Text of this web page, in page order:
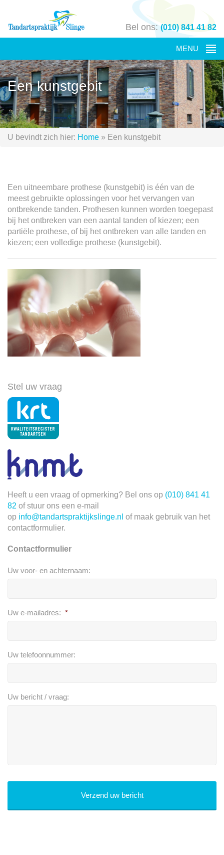
Bel ons:(010) 841 41 82
Een kunstgebit
U bevindt zich hier: Home » Een kunstgebit
Een uitneembare prothese (kunstgebit) is één van de
meest gebruikte oplossingen voor het vervangen van
ontbrekende tanden. Prothesen kunnen worden toegepast
bij het ontbreken van een aantal tanden of kiezen; een
partiële prothese, of bij het ontbreken van alle tanden en
kiezen; een volledige prothese (kunstgebit).
Stel uw vraag
Heeft u een vraag of opmerking? Bel ons op (010) 841 41
82 of stuur ons een e-mail
op info@tandartspraktijkslinge.nl of maak gebruik van het
contactformulier.
Contactformulier
Uw voor- en achternaam:
Uw e-mailadres: *
Uw telefoonnummer:
Uw bericht / vraag: